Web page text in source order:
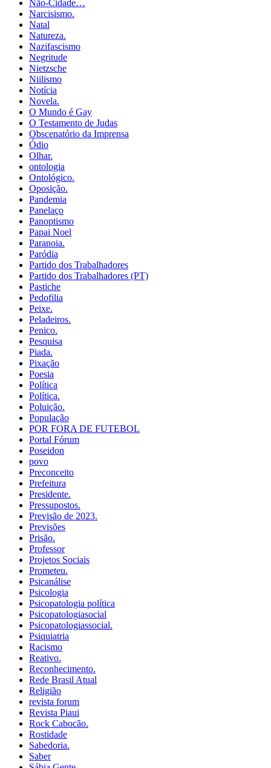
Não-Cidade…
Narcisismo.
Natal
Natureza.
Nazifascismo
Negritude
Nietzsche
Niilismo
Notícia
Novela.
O Mundo é Gay
O Testamento de Judas
Obscenatório da Imprensa
Ódio
Olhar.
ontologia
Ontológico.
Oposição.
Pandemia
Panelaço
Panoptismo
Papai Noel
Paranoia.
Paródia
Partido dos Trabalhadores
Partido dos Trabalhadores (PT)
Pastiche
Pedofilia
Peixe.
Peladeiros.
Penico.
Pesquisa
Piada.
Pixação
Poesia
Política
Política.
Poluição.
População
POR FORA DE FUTEBOL
Portal Fórum
Poseidon
povo
Preconceito
Prefeitura
Presidente.
Pressupostos.
Previsão de 2023.
Previsões
Prisão.
Professor
Projetos Sociais
Prometeu.
Psicanálise
Psicologia
Psicopatologia política
Psicopatologiasocial
Psicopatologiassocial.
Psiquiatria
Racismo
Reativo.
Reconhecimento.
Rede Brasil Atual
Religião
revista forum
Revista Piaui
Rock Cabocão.
Rostidade
Sabedoria.
Saber